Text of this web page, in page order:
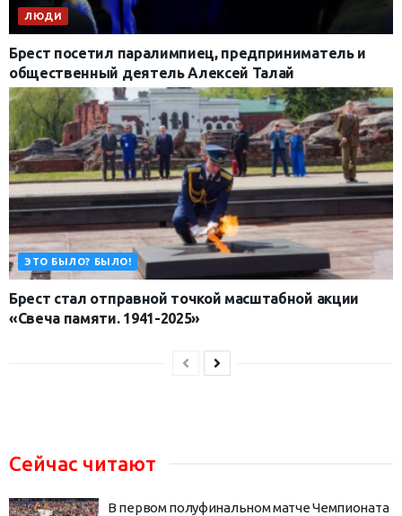
ЛЮДИ
Брест посетил паралимпиец, предприниматель и
общественный деятель Алексей Талай
ЭТО БЫЛО? БЫЛО!
Брест стал отправной точкой масштабной акции
«Свеча памяти. 1941-2025»
Сейчас читают
В первом полуфинальном матче Чемпионата